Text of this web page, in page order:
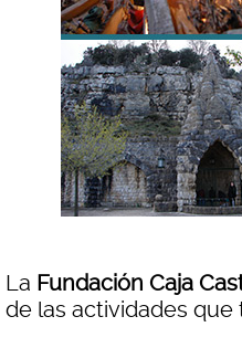
La Fundación Caja
de las actividades que